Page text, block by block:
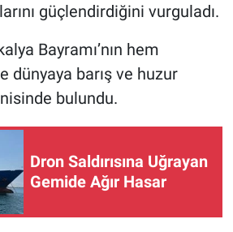
güçlendirdiğini vurguladı.
Bayramı’nın hem
dünyaya barış ve huzur
bulundu.
Dron Saldırısına Uğrayan
Gemide Ağır Hasar